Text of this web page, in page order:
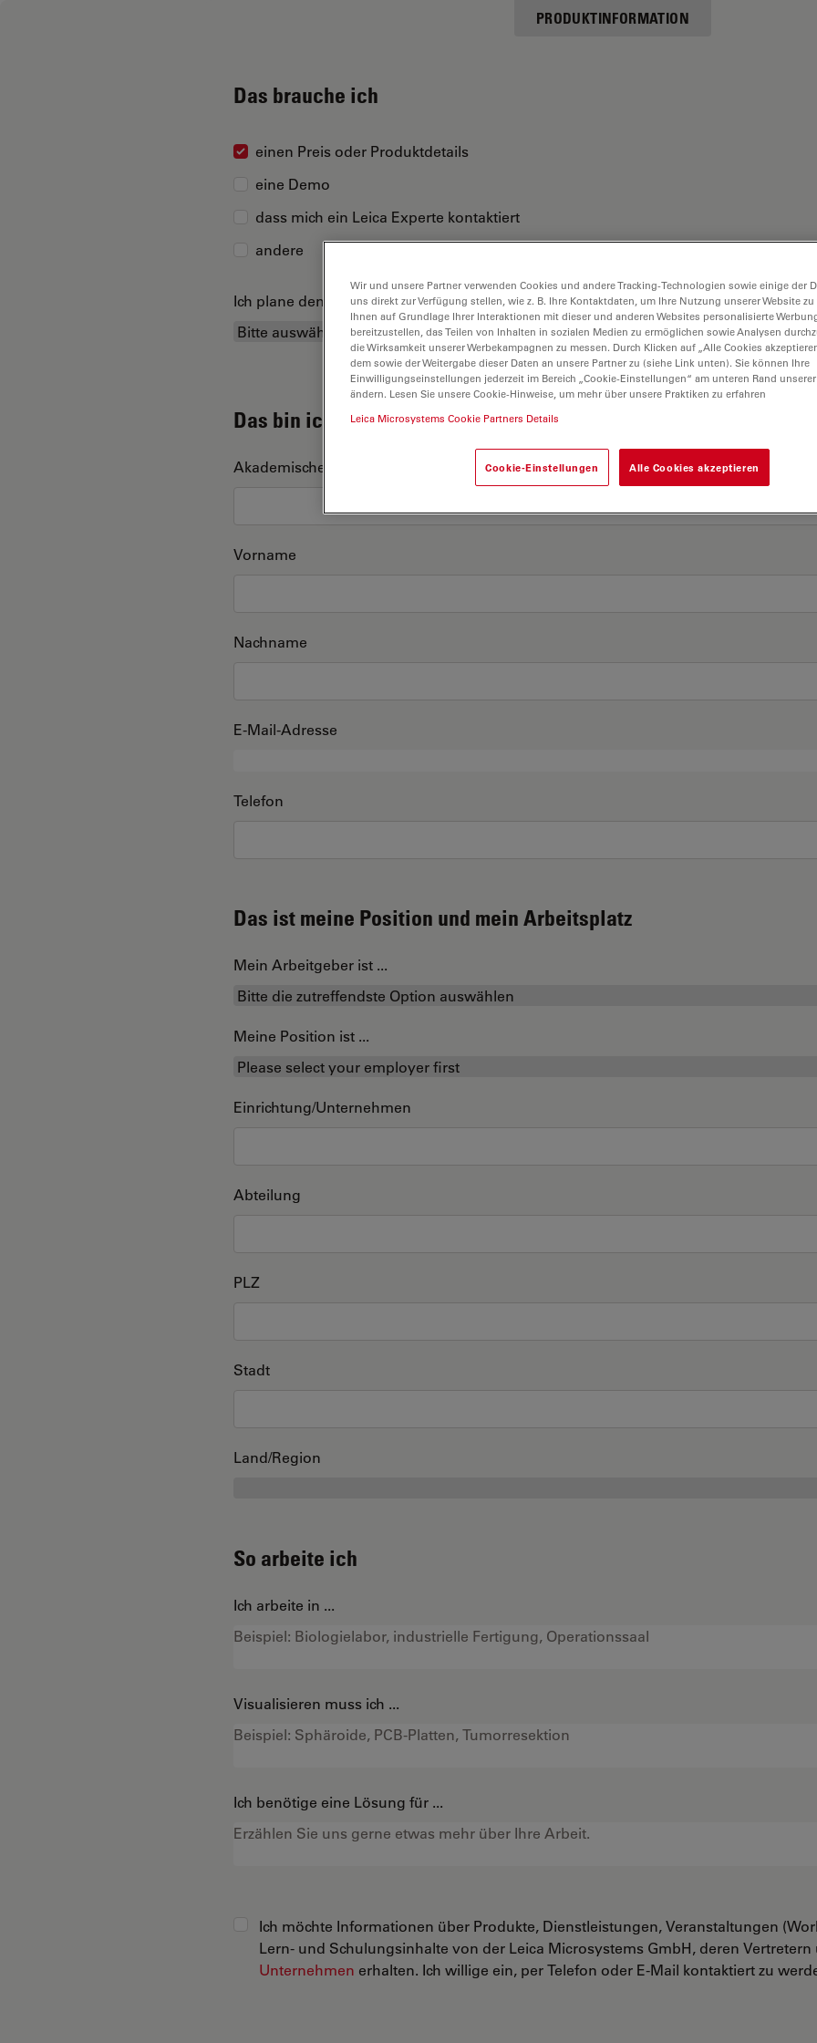
PRODUKTINFORMATION
Das brauche ich
einen Preis oder Produktdetails
eine Demo
dass mich ein Leica Experte kontaktiert
andere
Ich plane den Kauf...
Das bin ich
Akademischer Grad
Vorname
Nachname
E-Mail-Adresse
Telefon
Das ist meine Position und mein Arbeitsplatz
Mein Arbeitgeber ist ...
Meine Position ist ...
Einrichtung/Unternehmen
Abteilung
PLZ
Stadt
Land/Region
So arbeite ich
Ich arbeite in ...
Visualisieren muss ich ...
Ich benötige eine Lösung für ...
Ich möchte Informationen über Produkte, Dienstleistungen, Veranstaltungen
Lern- und Schulungsinhalte von der Leica Microsystems GmbH, deren
Unternehmen erhalten. Ich willige ein, per Telefon oder E-Mail kontaktiert zu
Wir und unsere Partner verwenden Cookies und andere Tracking-Technologien sowie einige der
uns direkt zur Verfügung stellen, wie z. B. Ihre Kontaktdaten, um Ihre Nutzung unserer Website zu
Ihnen auf Grundlage Ihrer Interaktionen mit dieser und anderen Websites personalisierte
bereitzustellen, das Teilen von Inhalten in sozialen Medien zu ermöglichen sowie Analysen
die Wirksamkeit unserer Werbekampagnen zu messen. Durch Klicken auf „Alle Cookies
dem sowie der Weitergabe dieser Daten an unsere Partner zu (siehe Link unten). Sie können Ihre
Einwilligungseinstellungen jederzeit im Bereich „Cookie-Einstellungen“ am unteren Rand
ändern. Lesen Sie unsere Cookie-Hinweise, um mehr über unsere Praktiken zu erfahren
Leica Microsystems Cookie Partners Details
Cookie-Einstellungen Alle Cookies akzeptieren